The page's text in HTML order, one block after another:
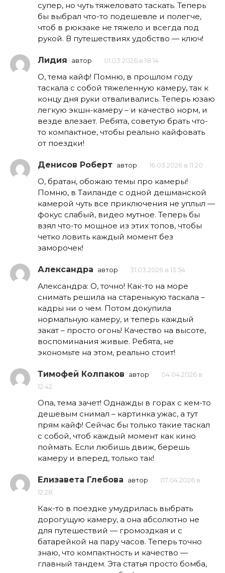
супер, но чуть тяжеловато таскать. Теперь
бы выбрал что-то подешевле и полегче,
чтоб в рюкзаке не тяжело и всегда под
рукой. В путешествиях удобство — ключ!
Лидия автор 01.03.2026 в 18:14
О, тема кайф! Помню, в прошлом году
таскала с собой тяжеленную камеру, так к
концу дня руки отваливались. Теперь юзаю
легкую экшн-камеру – и качество норм, и
везде влезает. Ребята, советую брать что-
то компактное, чтобы реально кайфовать
от поездки!
Денисов Роберт автор 16.03.2026 в 11:20
О, братан, обожаю темы про камеры!
Помню, в Таиланде с одной дешманской
камерой чуть все приключения не уплыл —
фокус слабый, видео мутное. Теперь бы
взял что-то мощное из этих топов, чтобы
четко ловить каждый момент без
заморочек!
Александра автор 31.03.2026 в 13:54
Александра: О, точно! Как-то на море
снимать решила на старенькую таскала –
кадры ни о чем. Потом докупила
нормальную камеру, и теперь каждый
закат – просто огонь! Качество на высоте,
воспоминания живые. Ребята, не
экономьте на этом, реально стоит!
Тимофей Колпаков автор
04.04.2026 в
12:42
Опа, тема зачет! Однажды в горах с кем-то
дешевым снимал – картинка ужас, а тут
прям кайф! Сейчас бы только такие таскал
с собой, чтоб каждый момент как кино
поймать. Если любишь движ, берешь
камеру и вперед, только так!
Елизавета Глебова автор
07.04.2026 в
12:28
Как-то в поездке умудрилась выбрать
дорогущую камеру, а она абсолютно не
для путешествий — громоздкая и с
батарейкой на пару часов. Теперь точно
знаю, что компактность и качество —
главный тандем. Эта статья просто бомба,